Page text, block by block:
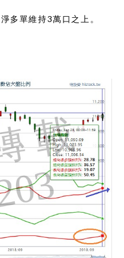
淨多單維持3萬口之上。